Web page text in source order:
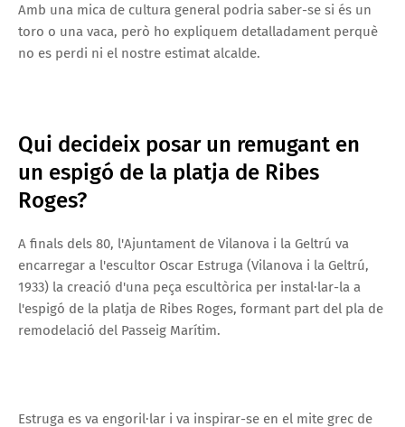
Amb una mica de cultura general podria saber-se si és un
toro o una vaca, però ho expliquem detalladament perquè
no es perdi ni el nostre estimat alcalde.
Qui decideix posar un remugant en
un espigó de la platja de Ribes
Roges?
A finals dels 80, l'Ajuntament de Vilanova i la Geltrú va
encarregar a l'escultor Oscar Estruga (Vilanova i la Geltrú,
1933) la creació d'una peça escultòrica per instal·lar-la a
l'espigó de la platja de Ribes Roges, formant part del pla de
remodelació del Passeig Marítim.
Estruga es va engoril·lar i va inspirar-se en el mite grec de